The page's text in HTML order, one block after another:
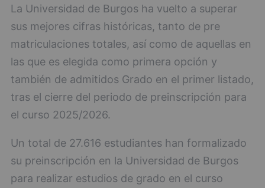
La Universidad de Burgos ha vuelto a superar
sus mejores cifras históricas, tanto de pre
matriculaciones totales, así como de aquellas en
las que es elegida como primera opción y
también de admitidos Grado en el primer listado,
tras el cierre del periodo de preinscripción para
el curso 2025/2026.
Un total de 27.616 estudiantes han formalizado
su preinscripción en la Universidad de Burgos
para realizar estudios de grado en el curso